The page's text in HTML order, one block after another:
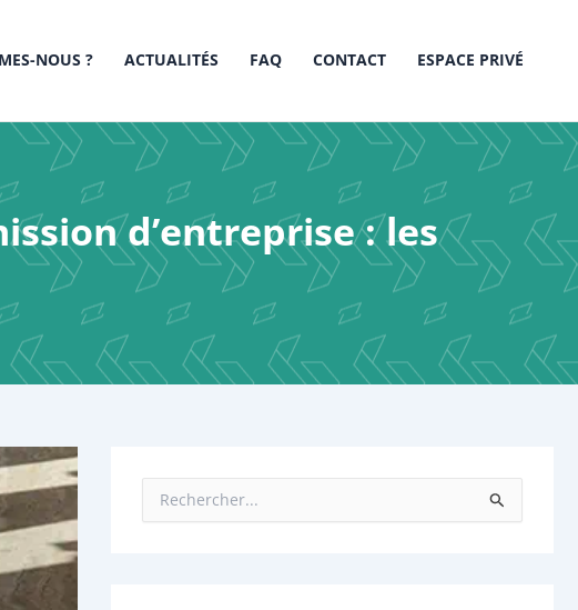
NOUS ? ACTUALITÉS FAQ CONTACT ESPACE PRIVÉ
d’entreprise : les
e